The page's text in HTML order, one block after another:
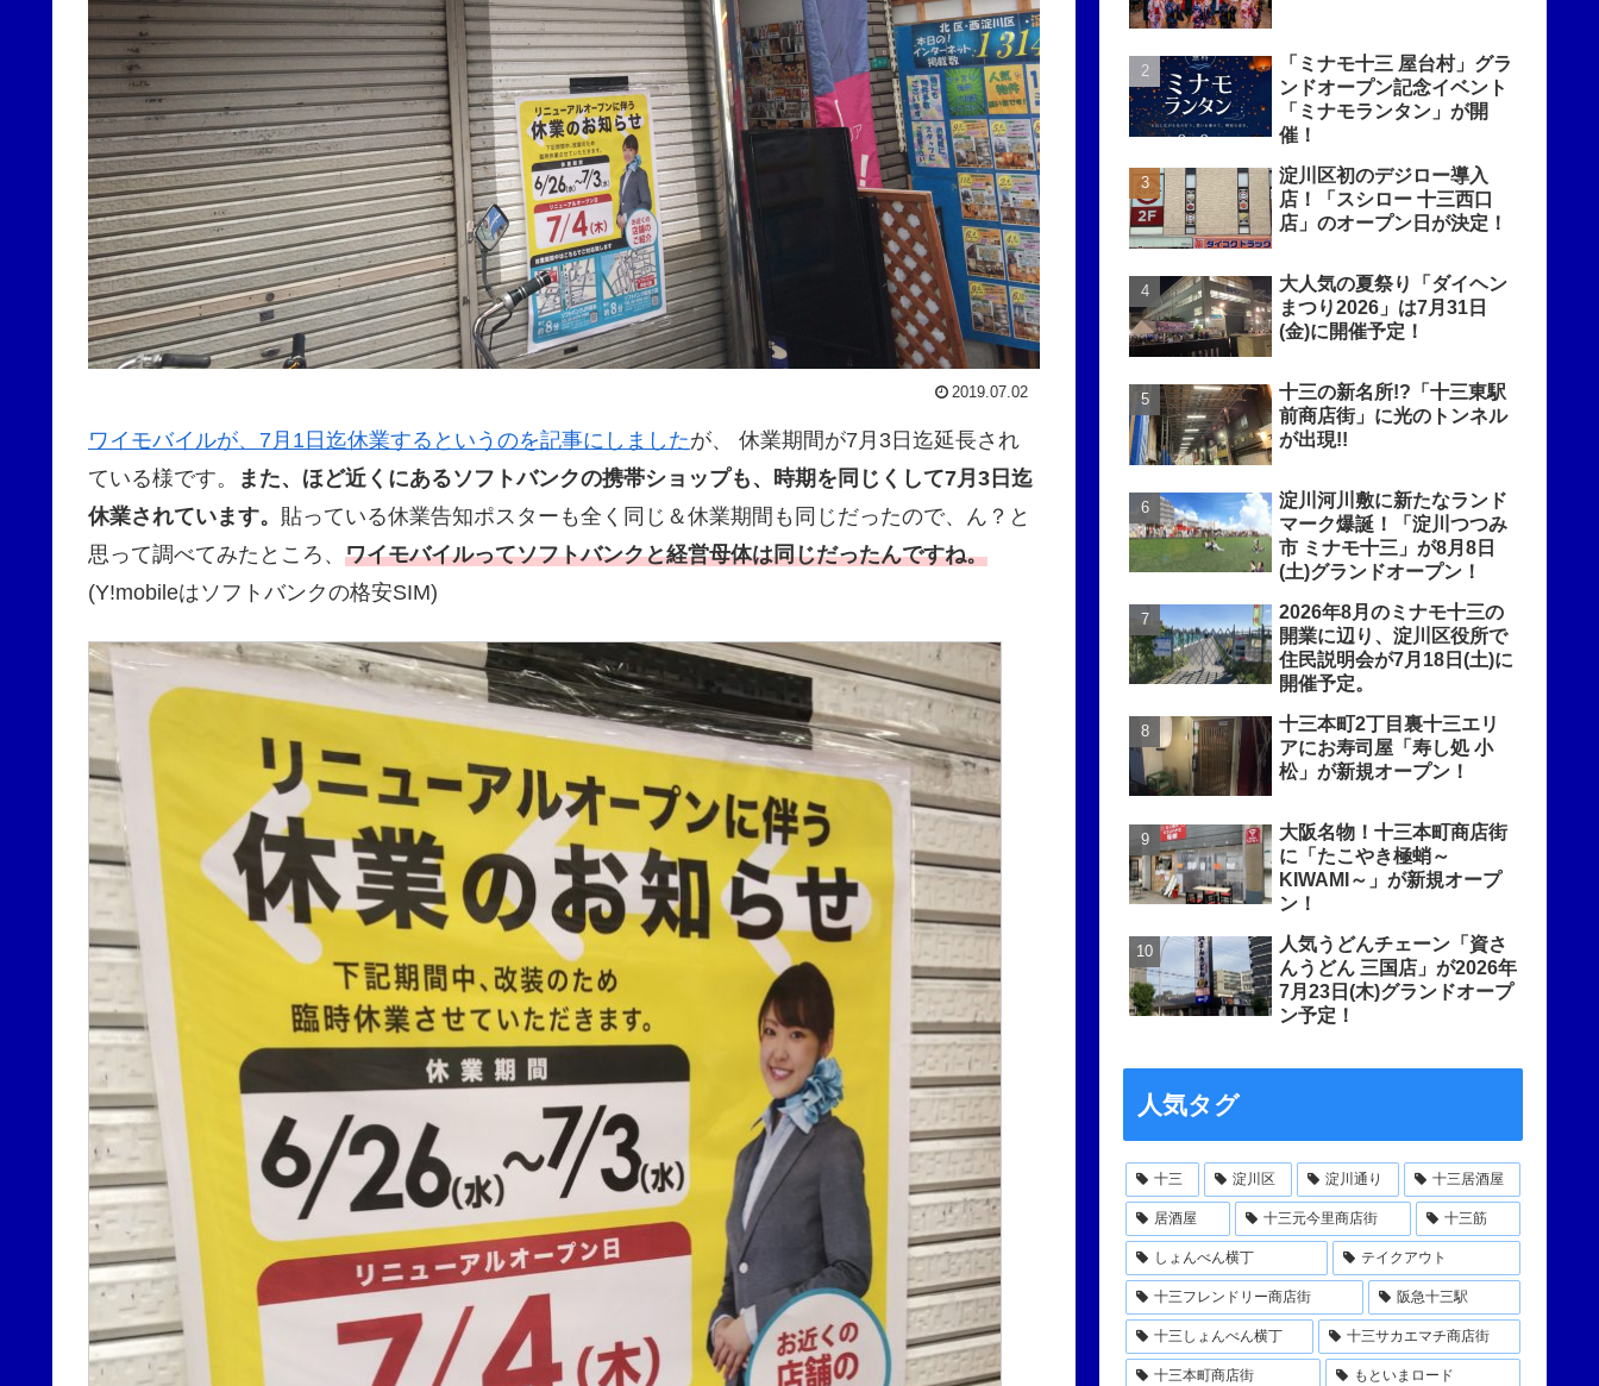
2019.07.02
ワイモバイルが、7月1日迄休業するというのを記事にしましたが、 休業期間が7月3日迄延長され
ている様です。
また、ほど近くにあるソフトバンクの携帯ショップも、時期を同じくして7月3日迄
休業されています。 貼っている休業告知ポスターも全く同じ＆休業期間も同じだったので、ん？と
思って調べてみたところ、 ワイモバイルってソフトバンクと経営母体は同じだったんですね。
(Y!mobileはソフトバンクの格安SIM)
「ミナモ十三 屋台村」グラ
ンドオープン記念イベント
「ミナモランタン」が開
催！
淀川区初のデジロー導入
店！「スシロー 十三西口
店」のオープン日が決定！
大人気の夏祭り「ダイヘン
まつり2026」は7月31日
(金)に開催予定！
十三の新名所!?「十三東駅
前商店街」に光のトンネル
が出現!!
淀川河川敷に新たなランド
マーク爆誕！「淀川つつみ
市 ミナモ十三」が8月8日
(土)グランドオープン！
2026年8月のミナモ十三の
開業に辺り、淀川区役所で
住民説明会が7月18日(土)に
開催予定。
十三本町2丁目裏十三エリ
アにお寿司屋「寿し処 小
松」が新規オープン！
大阪名物！十三本町商店街
に「たこやき極蛸～
KIWAMI～」が新規オープ
ン！
人気うどんチェーン「資さ
んうどん 三国店」が2026年
7月23日(木)グランドオープ
ン予定！
人気タグ
十三 淀川区 淀川通り 十三居酒屋
居酒屋 十三元今里商店街 十三筋
しょんべん横丁 テイクアウト
十三フレンドリー商店街 阪急十三駅
十三しょんべん横丁 十三サカエマチ商店街
十三本町商店街 もといまロード